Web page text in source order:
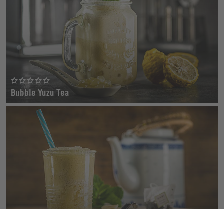
Bubble Yuzu Tea